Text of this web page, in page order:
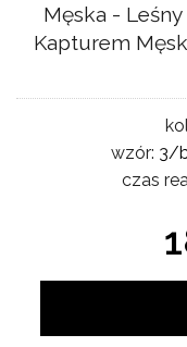
Męska -
Kapturem
wzór: 3/
czas